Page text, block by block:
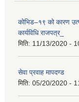
कोभिड–१९ को कारण
कार्यविधि राजपत्र_
मिति: 11/13/2020 -
सेवा प्रवाह मापदण्ड
मिति: 05/20/2020 -